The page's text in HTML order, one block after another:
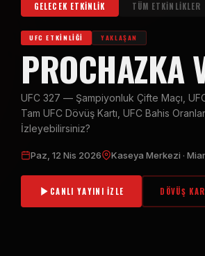
GELECEK ETKINLIK TÜM ETKINLIKLER
UFC ETKINLIĞI YAKLAŞAN
PROCHAZKA
UFC 327 — Şampiyonluk Çifte Maçı,
Tam UFC Dövüş Kartı, UFC Bahis
İzleyebilirsiniz?
Paz, 12 Nis 2026 Kaseya Merkezi ·
CANLI YAYINI İZLE DÖVÜŞ